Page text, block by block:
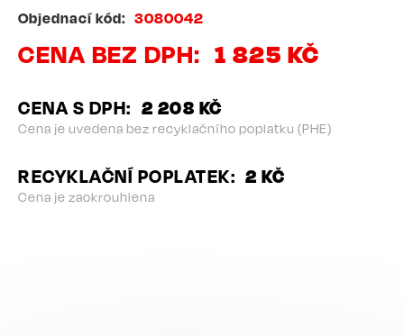
Objednací kód 3080042
CENA BEZ DPH 1 825 KČ
CENA S DPH 2 208 KČ
Cena je uvedena bez recyklačního poplatku (PHE)
RECYKLAČNÍ POPLATEK 2 KČ
Cena je zaokrouhlena